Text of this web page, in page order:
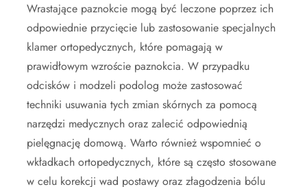
Wrastające paznokcie mogą być leczone poprzez ich
odpowiednie przycięcie lub zastosowanie specjalnych
klamer ortopedycznych, które pomagają w
prawidłowym wzroście paznokcia. W przypadku
odcisków i modzeli podolog może zastosować
techniki usuwania tych zmian skórnych za pomocą
narzędzi medycznych oraz zalecić odpowiednią
pielęgnację domową. Warto również wspomnieć o
wkładkach ortopedycznych, które są często stosowane
w celu korekcji wad postawy oraz złagodzenia bólu